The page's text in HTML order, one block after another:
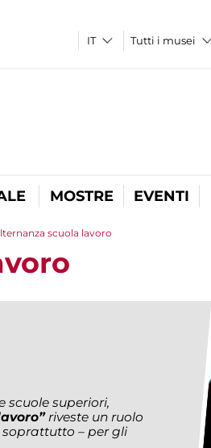
Tutti i musei
MOSTRE EVENTI
scuola lavoro
scuole superiori,
riveste un ruolo
soprattutto – per gli